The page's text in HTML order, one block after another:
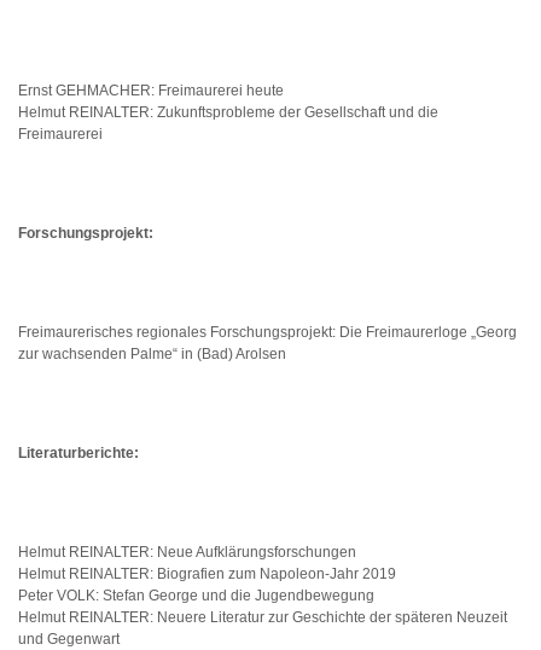
Ernst GEHMACHER: Freimaurerei heute
Helmut REINALTER: Zukunftsprobleme der Gesellschaft und die
Freimaurerei
Forschungsprojekt:
Freimaurerisches regionales Forschungsprojekt: Die Freimaurerloge „Georg
zur wachsenden Palme“ in (Bad) Arolsen
Literaturberichte:
Helmut REINALTER: Neue Aufklärungsforschungen
Helmut REINALTER: Biografien zum Napoleon-Jahr 2019
Peter VOLK: Stefan George und die Jugendbewegung
Helmut REINALTER: Neuere Literatur zur Geschichte der späteren Neuzeit
und Gegenwart